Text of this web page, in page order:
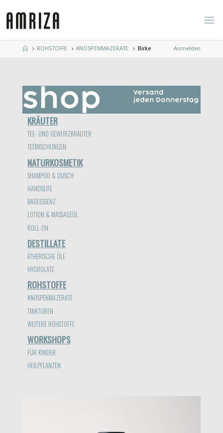
Inhalt
springen
StartROHSTOFFE KNOSPENMAZERATE Birke Anmelden
KRÄUTER
TEE- UND GEWÜRZKRÄUTER
TEEMISCHUNGEN
NATURKOSMETIK
SHAMPOO & DUSCH
HANDSEIFE
BADEESSENZ
LOTION & MASSAGEÖL
ROLL-ON
DESTILLATE
ÄTHERISCHE ÖLE
HYDROLATE
ROHSTOFFE
KNOSPENMAZERATE
TINKTUREN
WEITERE ROHSTOFFE
WORKSHOPS
FÜR KINDER
HEILPFLANZEN